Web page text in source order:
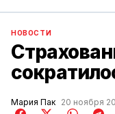
НОВОСТИ
Мария Пак 20 ноября